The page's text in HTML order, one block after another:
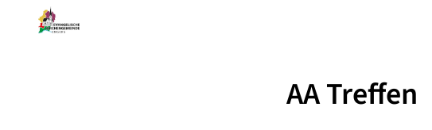
AA Treffen